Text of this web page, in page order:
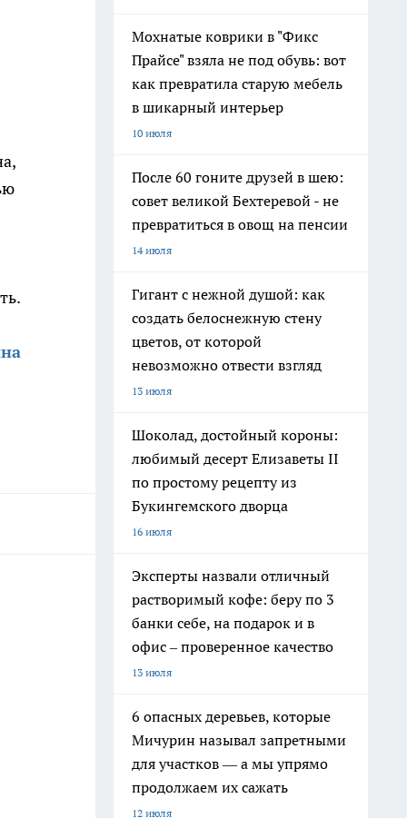
Мохнатые коврики в "Фикс
Прайсе" взяла не под обувь: вот
как превратила старую мебель
в шикарный интерьер
10 июля
После 60 гоните друзей в шею:
совет великой Бехтеревой - не
превратиться в овощ на пенсии
14 июля
Гигант с нежной душой: как
создать белоснежную стену
цветов, от которой
невозможно отвести взгляд
13 июля
Шоколад, достойный короны:
любимый десерт Елизаветы II
по простому рецепту из
Букингемского дворца
16 июля
Эксперты назвали отличный
растворимый кофе: беру по 3
банки себе, на подарок и в
офис – проверенное качество
13 июля
6 опасных деревьев, которые
Мичурин называл запретными
для участков — а мы упрямо
продолжаем их сажать
12 июля